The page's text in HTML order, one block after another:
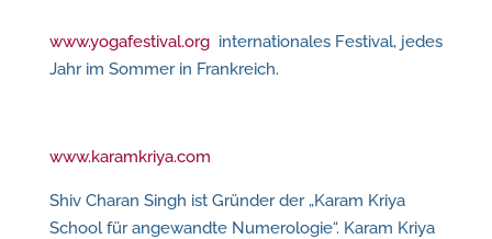
www.yogafestival.orginternationales Festival, jedes
Jahr im Sommer in Frankreich.
www.karamkriya.com
Shiv Charan Singh ist Gründer der „Karam Kriya
School für angewandte Numerologie“. Karam Kriya